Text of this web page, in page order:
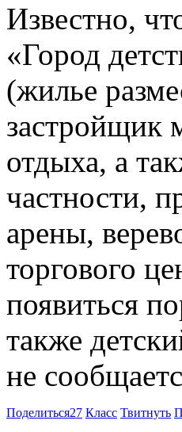
Известно,
«Город
(жилье
застройщик
отдыха, а
частности,
арены,
торгового
появиться
также
не
Поделиться27 Класс Твитнуть